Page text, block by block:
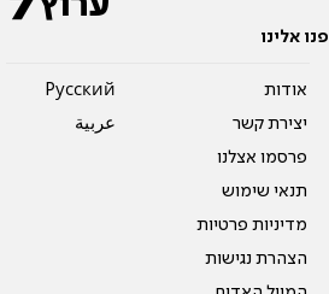
פנו אלינו
אודות
יצירת קשר
פרסמו אצלנו
תנאי שימוש
מדיניות פרטיות
הצהרת נגישות
Pусский
عربية